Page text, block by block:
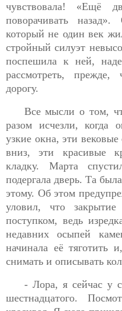
чувствовала! «Ещё
поворачивать
который не один век
стройный силуэт
поспешила к ней,
рассмотреть,
дорогу.
Все мысли о том,
разом исчезли, когда
узкие окна, эти
вниз, эти красивые
кладку. Марта
подергала дверь. Та
этому. Об этом
уловил, что
поступком, ведь
недавних осыпей
начинала её тяготить
снимать и описывать
- Лора, я сейчас у
шестнадцатого.